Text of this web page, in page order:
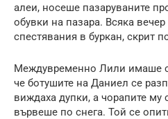
алеи, носеше пазаруваните
обувки на пазара. Всяка
спестявания в буркан, скрит
Междувременно Лили имаше
че ботушите на Даниел се
виждаха дупки, а чорапите му
вървеше по снега. Той се